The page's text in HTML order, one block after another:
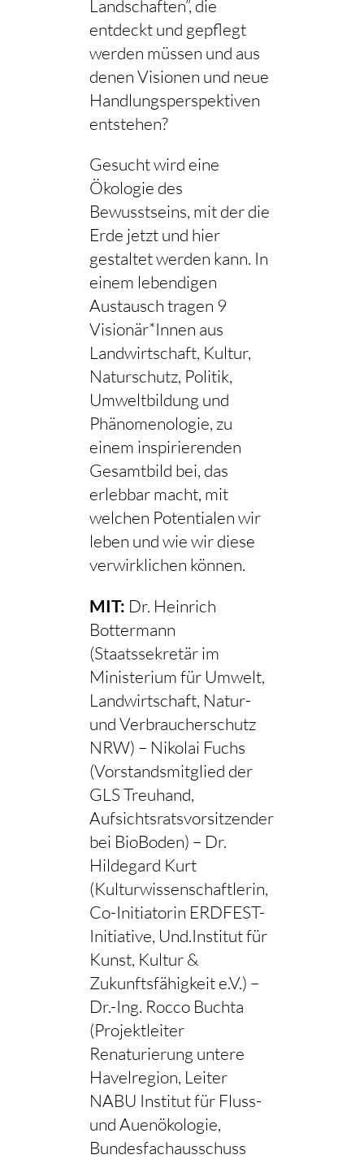
Landschaften”, die
entdeckt und gepflegt
werden müssen und aus
denen Visionen und neue
Handlungsperspektiven
entstehen?
Gesucht wird eine
Ökologie des
Bewusstseins, mit der die
Erde jetzt und hier
gestaltet werden kann. In
einem lebendigen
Austausch tragen 9
Visionär*Innen aus
Landwirtschaft, Kultur,
Naturschutz, Politik,
Umweltbildung und
Phänomenologie, zu
einem inspirierenden
Gesamtbild bei, das
erlebbar macht, mit
welchen Potentialen wir
leben und wie wir diese
verwirklichen können.
MIT: Dr. Heinrich
Bottermann
(Staatssekretär im
Ministerium für Umwelt,
Landwirtschaft, Natur-
und Verbraucherschutz
NRW) – Nikolai Fuchs
(Vorstandsmitglied der
GLS Treuhand,
Aufsichtsratsvorsitzender
bei BioBoden) – Dr.
Hildegard Kurt
(Kulturwissenschaftlerin,
Co-Initiatorin ERDFEST-
Initiative, Und.Institut für
Kunst, Kultur &
Zukunftsfähigkeit e.V.) –
Dr.-Ing. Rocco Buchta
(Projektleiter
Renaturierung untere
Havelregion, Leiter
NABU Institut für Fluss-
und Auenökologie,
Bundesfachausschuss